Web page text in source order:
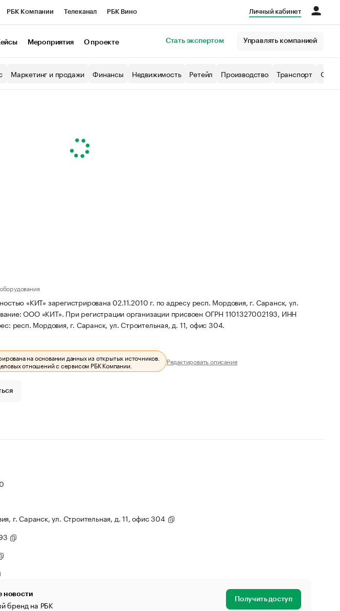
РБК Компании Телеканал РБК Вино
Экономика Бизнес
Личный кабинет
Мероприятия О проекте Стать экспертом Управлять компанией
Маркетинг и продажи Финансы Недвижимость Ретейл Производство Транспорт
«КИТ» зарегистрирована 02.11.2010 г. по адресу респ. Мордовия, г. Саранск, ул.
ООО «КИТ». При регистрации организации присвоен ОГРН 1101327002193, ИНН
респ. Мордовия, г. Саранск, ул. Строительная, д. 11, офис 304.
на основании данных из открытых источников.
отношений с сервисом РБК Компании. Редактировать описание
г. Саранск, ул. Строительная, д. 11, офис 304
новости
бренд на РБК Получить доступ